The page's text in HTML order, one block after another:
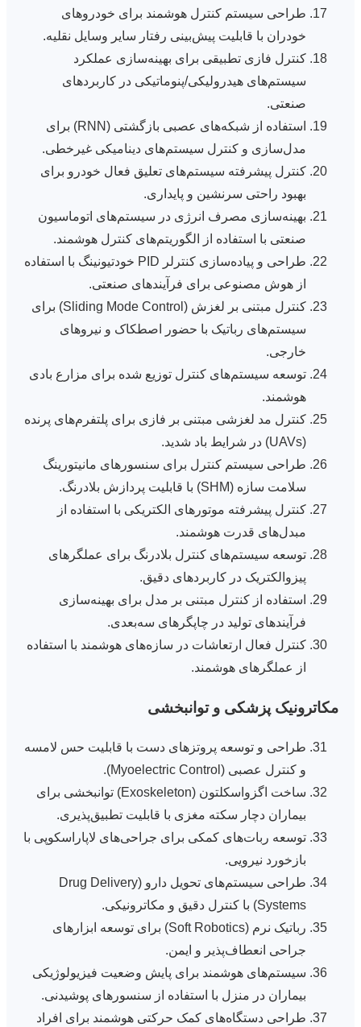
طراحی سیستم کنترل هوشمند برای خودروهای
خودران با قابلیت پیش‌بینی رفتار سایر وسایل نقلیه.
کنترل فازی تطبیقی برای بهینه‌سازی عملکرد
سیستم‌های هیدرولیکی/پنوماتیکی در کاربردهای
صنعتی.
استفاده از شبکه‌های عصبی بازگشتی (RNN) برای
مدل‌سازی و کنترل سیستم‌های دینامیکی غیرخطی.
کنترل پیشرفته سیستم‌های تعلیق فعال خودرو برای
بهبود راحتی سرنشین و پایداری.
بهینه‌سازی مصرف انرژی در سیستم‌های اتوماسیون
صنعتی با استفاده از الگوریتم‌های کنترل هوشمند.
طراحی و پیاده‌سازی کنترلر PID خودتیونینگ با استفاده
از هوش مصنوعی برای فرآیندهای صنعتی.
کنترل مبتنی بر لغزش (Sliding Mode Control) برای
سیستم‌های رباتیک با حضور اصطکاک و نیروهای
خارجی.
توسعه سیستم‌های کنترل توزیع شده برای مزارع بادی
هوشمند.
کنترل مد لغزشی مبتنی بر فازی برای پلتفرم‌های پرنده
(UAVs) در شرایط باد شدید.
طراحی سیستم کنترل برای سنسورهای مانیتورینگ
سلامت سازه (SHM) با قابلیت پردازش بلادرنگ.
کنترل پیشرفته موتورهای الکتریکی با استفاده از
مبدل‌های قدرت هوشمند.
توسعه سیستم‌های کنترل بلادرنگ برای عملگرهای
پیزوالکتریک در کاربردهای دقیق.
استفاده از کنترل مبتنی بر مدل برای بهینه‌سازی
فرآیندهای تولید در چاپگرهای سه‌بعدی.
کنترل فعال ارتعاشات در سازه‌های هوشمند با استفاده
از عملگرهای هوشمند.
مکاترونیک پزشکی و توانبخشی
طراحی و توسعه پروتزهای دست با قابلیت حس لامسه
و کنترل عصبی (Myoelectric Control).
ساخت اگزواسکلتون (Exoskeleton) توانبخشی برای
بیماران دچار سکته مغزی با قابلیت تطبیق‌پذیری.
توسعه ربات‌های کمکی برای جراحی‌های لاپاراسکوپی با
بازخورد نیرویی.
طراحی سیستم‌های تحویل دارو (Drug Delivery
Systems) با کنترل دقیق و مکاترونیکی.
رباتیک نرم (Soft Robotics) برای توسعه ابزارهای
جراحی انعطاف‌پذیر و ایمن.
سیستم‌های هوشمند برای پایش وضعیت فیزیولوژیکی
بیماران در منزل با استفاده از سنسورهای پوشیدنی.
طراحی دستگاه‌های کمک حرکتی هوشمند برای افراد